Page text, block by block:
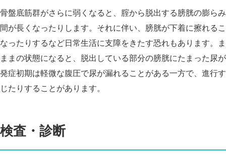
骨盤底筋群がさらに弱くなると、腟から脱出する膀胱の膨ら
間が長くなったりします。それに伴い、膀胱が下着に擦れる
なったりするなど日常生活に支障をきたす恐れもあります。
ままの状態になると、脱出している部分の膀胱にたまった尿
発症初期は軽微な腹圧で尿が漏れることがある一方で、進行
じたりすることがあります。
検査・診断